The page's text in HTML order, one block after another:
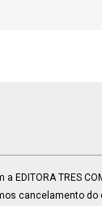
TRES
cancelamento